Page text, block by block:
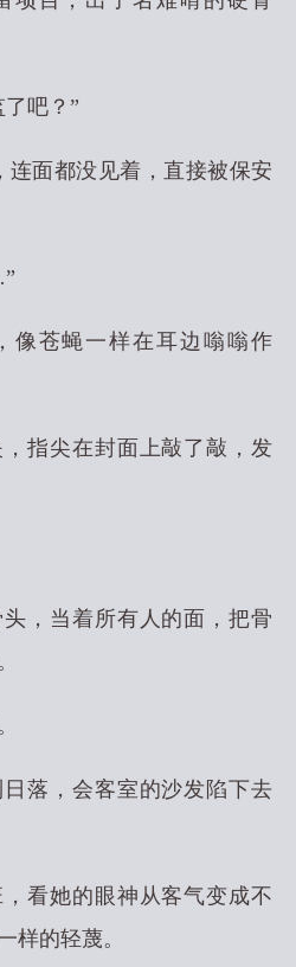
吧？”
连面都没见着，直接被保安
像苍蝇一样在耳边嗡嗡作
指尖在封面上敲了敲，发
，当着所有人的面，把骨
落，会客室的沙发陷下去
看她的眼神从客气变成不
样的轻蔑。